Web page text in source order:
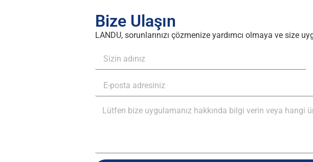
Bize Ulaşın
LANDU, sorunlarınızı çözmenize yardımcı olmaya ve size